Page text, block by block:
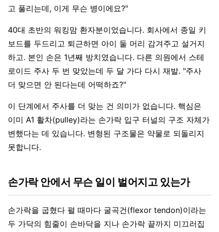
고 풀리는데, 이게 무슨 병이에요?"
40대 초반의 워킹맘 환자분이었습니다. 회사에서 종일 키
보드를 두드리고 퇴근하면 아이 둘 머리 감겨주고 설거지
하고. 본인 손은 1년째 방치였습니다. 다른 의원에서 스테
로이드 주사 두 번 맞았는데 두 달 가다 다시 재발. "주사
더 맞으면 안 된다는데 어떡하죠?"
이 단계에서 주사를 더 맞는 건 의미가 없습니다. 핵심은
이미 A1 활차(pulley)라는 손가락 입구 터널의 구조 자체가
변했다는 데 있습니다. 변형된 구조물은 약물로 되돌리지
못합니다.
손가락 안에서 무슨 일이 벌어지고 있는가
손가락을 굽혔다 펼 때마다 굴곡건(flexor tendon)이라는
두 가닥의 힘줄이 손바닥을 지나 손가락 끝까지 미끄러집